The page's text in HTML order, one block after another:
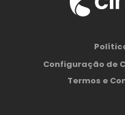
Configuração de
Termos e